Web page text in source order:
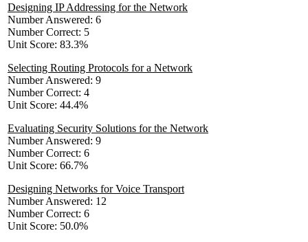
Designing IP Addressing for the Network
Number Answered: 6
Number Correct: 5
Unit Score: 83.3%
Selecting Routing Protocols for a Network
Number Answered: 9
Number Correct: 4
Unit Score: 44.4%
Evaluating Security Solutions for the Network
Number Answered: 9
Number Correct: 6
Unit Score: 66.7%
Designing Networks for Voice Transport
Number Answered: 12
Number Correct: 6
Unit Score: 50.0%